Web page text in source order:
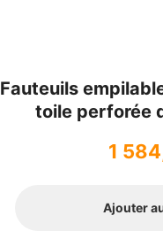
Fauteuils
toile perforée
1
Ajouter